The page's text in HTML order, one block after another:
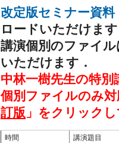
改定版セミナー資料
ロードいただけま
講演個別のファイ
いただけます．
中林一樹先生の特
個別ファイルのみ
訂版 」をクリック
時間
講演題目